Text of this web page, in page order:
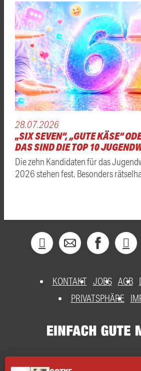
28.07.2026
„SIX SEVEN“, „GUTE KÄSE“
DAS SIND DIE TOP 10
Die zehn Kandidaten für das
2026 stehen fest. Besonders
KONTAKT JOBS AGB
PRIVATSPHÄRE